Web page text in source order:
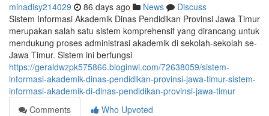
minadisy214029 86 days ago News
Discuss
Sistem Informasi Akademik Dinas Pendidikan Provinsi Jawa Timur
merupakan salah satu sistem komprehensif yang dirancang untuk
mendukung proses administrasi akademik di sekolah-sekolah se-
Jawa Timur. Sistem ini berfungsi
https://geraldwzpk575866.bloginwi.com/72638059/sistem-
informasi-akademik-dinas-pendidikan-provinsi-jawa-timur-sistem-
informasi-akademik-di-dinas-pendidikan-provinsi-jawa-timur
Comments
Who Upvoted